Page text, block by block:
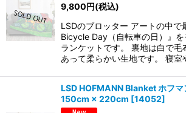
9,800円(税込)
LSDのブロッター アートの中で
Bicycle Day（自転車の日）』
ランケットです。 裏地は白で毛
あって柔らかい生地です。 寝
LSD HOFMANN Blanket ホフマ
150cm × 220cm [14052]